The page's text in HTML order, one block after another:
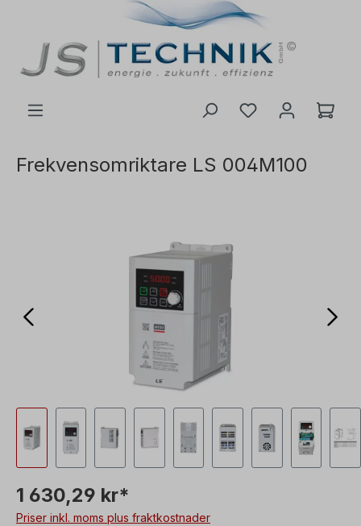
Frekvensomriktare LS 004M100
1 630,29 kr*
Priser inkl. moms plus fraktkostnader